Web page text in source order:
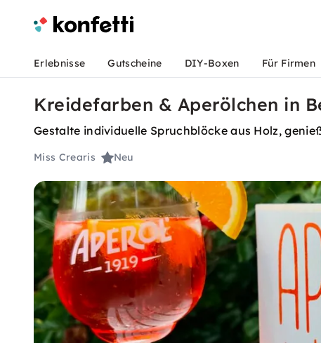
Erlebnisse Gutscheine DIY-Boxen Für Firmen
Kreidefarben & Aperölchen in
Gestalte individuelle Spruchblöcke aus Holz,
Miss Crearis Neu